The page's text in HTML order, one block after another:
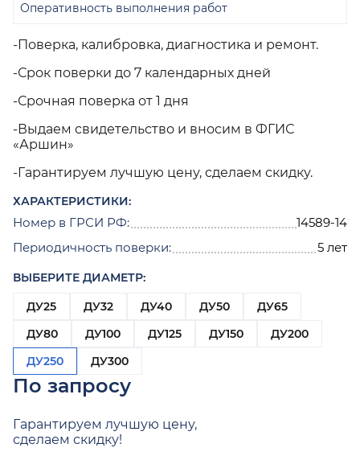
-Поверка, калибровка, диагностика и ремонт.
-Срок поверки до 7 календарных дней
-Срочная поверка от 1 дня
-Выдаем свидетельство и вносим в ФГИС
«Аршин»
-Гарантируем лучшую цену, сделаем скидку.
ХАРАКТЕРИСТИКИ:
Номер в ГРСИ РФ:
14589-14
Периодичность поверки:
5 лет
ВЫБЕРИТЕ ДИАМЕТР:
ДУ25
ДУ32 ДУ40 ДУ50
ДУ65
ДУ80
ДУ100 ДУ125 ДУ150
ДУ200
ДУ250
ДУ300
По запросу
Гарантируем лучшую цену,
сделаем скидку!
Оперативность выполнения работ